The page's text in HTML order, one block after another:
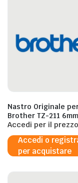
Nastro Originale
Brother TZ-211 6mm
Nero/Bianco x PT900
H75 PT-1080BTS
Accedi per il prezzo
Accedi o
per acquistare